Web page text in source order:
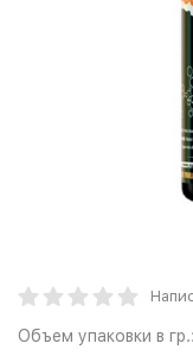
Объем упаковки в гр.: